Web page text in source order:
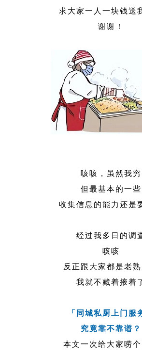
求大家一人一块钱送
谢谢！
咳咳，虽然我穷
但最基本的一些
收集信息的能力还是
经过我多日的调
咳咳
反正跟大家都是老
我就不藏着掖着
「同城私厨上门服
究竟靠不靠谱？
本文一次给大家唠